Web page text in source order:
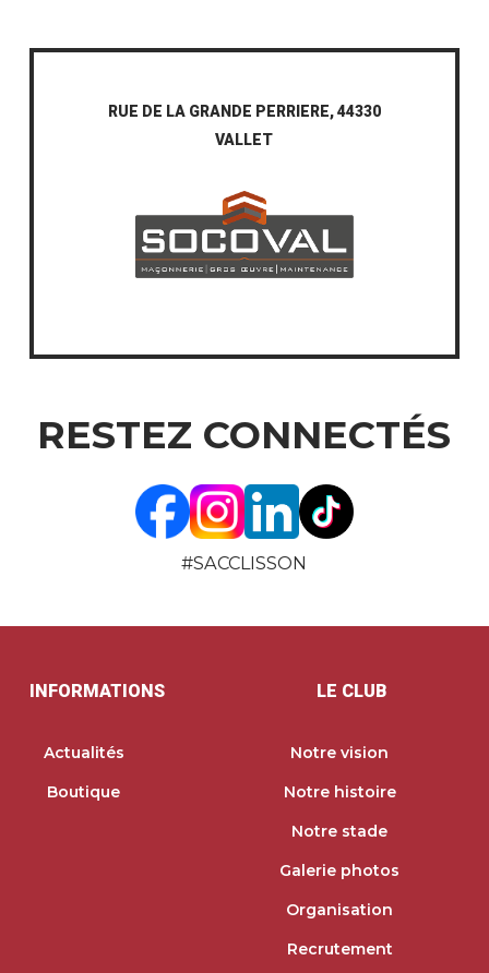
RUE DE LA GRANDE PERRIERE, 44330
VALLET
RESTEZ CONNECTÉS
#SACCLISSON
INFORMATIONS
Actualités
Boutique
LE CLUB
Notre vision
Notre histoire
Notre stade
Galerie photos
Organisation
Recrutement